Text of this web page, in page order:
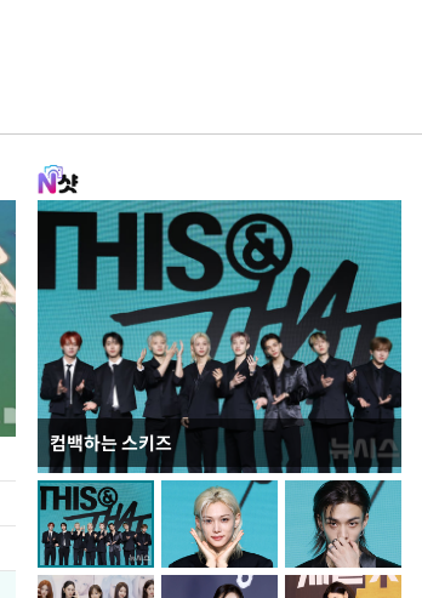
컴백하는 스키즈
이 대통령, 국가폭력 피해자에 위로·사과…"국가
가 책임지고 치유"